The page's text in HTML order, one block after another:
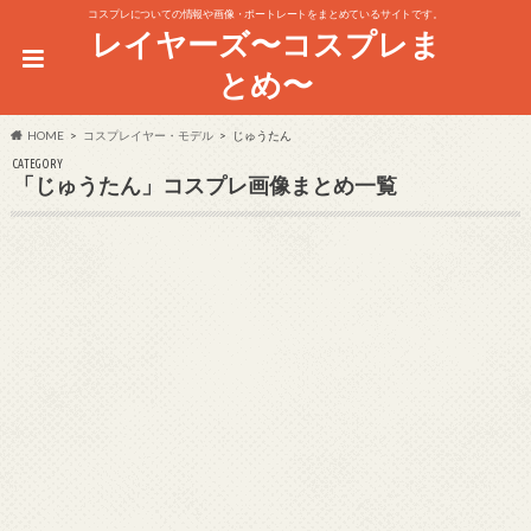
コスプレについての情報や画像・ポートレートをまとめているサイトです。
レイヤーズ〜コスプレま
とめ〜
HOME コスプレイヤー・モデル じゅうたん
CATEGORY
「じゅうたん」コスプレ画像まとめ一覧